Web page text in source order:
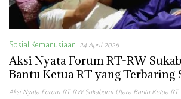
Sosial Kemanusiaan 24 April 2026
Aksi Nyata Forum RT-RW
Bantu Ketua RT yang Terbaring
Aksi Nyata Forum RT-RW Sukabumi Utara Bantu Ketua